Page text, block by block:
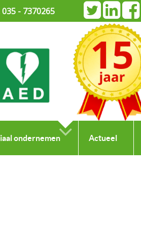
035 - 7370265
ondernemen Actueel